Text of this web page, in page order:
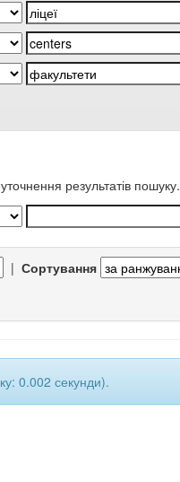
результатів пошуку.
| Сортування
0.002 секунди).